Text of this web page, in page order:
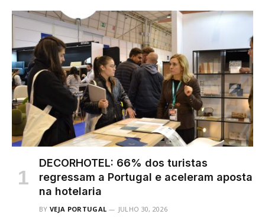
DECORHOTEL: 66% dos turistas
regressam a Portugal e aceleram aposta
na hotelaria
BY VEJA PORTUGAL JULHO 30, 2026